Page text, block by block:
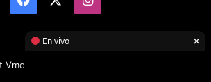
TI 2026, All Rights Reserved
En vivo ×